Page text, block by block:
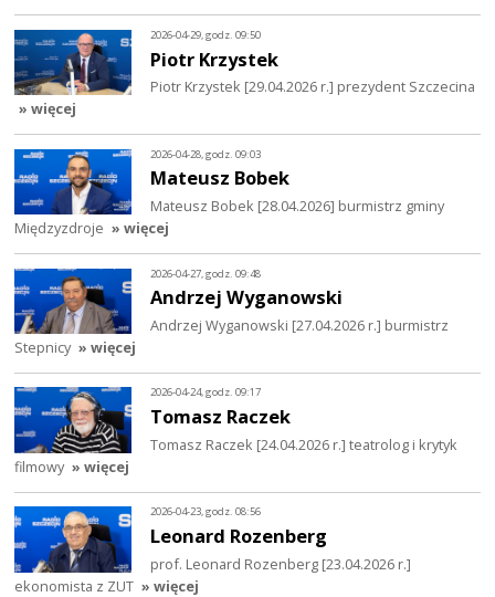
2026-04-29, godz. 09:50
Piotr Krzystek
Piotr Krzystek [29.04.2026 r.] prezydent Szczecina
» więcej
2026-04-28, godz. 09:03
Mateusz Bobek
Mateusz Bobek [28.04.2026] burmistrz gminy
Międzyzdroje » więcej
2026-04-27, godz. 09:48
Andrzej Wyganowski
Andrzej Wyganowski [27.04.2026 r.] burmistrz
Stepnicy » więcej
2026-04-24, godz. 09:17
Tomasz Raczek
Tomasz Raczek [24.04.2026 r.] teatrolog i krytyk
filmowy » więcej
2026-04-23, godz. 08:56
Leonard Rozenberg
prof. Leonard Rozenberg [23.04.2026 r.]
ekonomista z ZUT » więcej